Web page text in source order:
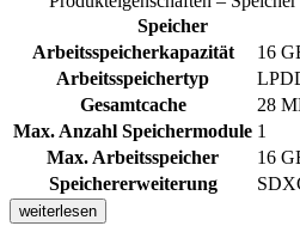
Speicher
Arbeitsspeicherkapazität
16
Arbeitsspeichertyp
Gesamtcache
28
Max. Anzahl Speichermodule 1
Max. Arbeitsspeicher
16
Speichererweiterung
weiterlesen